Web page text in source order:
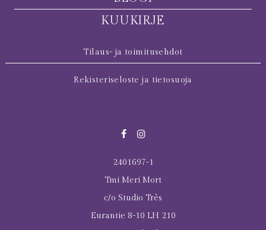
KUUKIRJE
Tilaus- ja toimitusehdot
Rekisteriseloste ja tietosuoja
2401697-1
Tmi Meri Mort
c/o Studio Très
Eurantie 8-10 LH 210